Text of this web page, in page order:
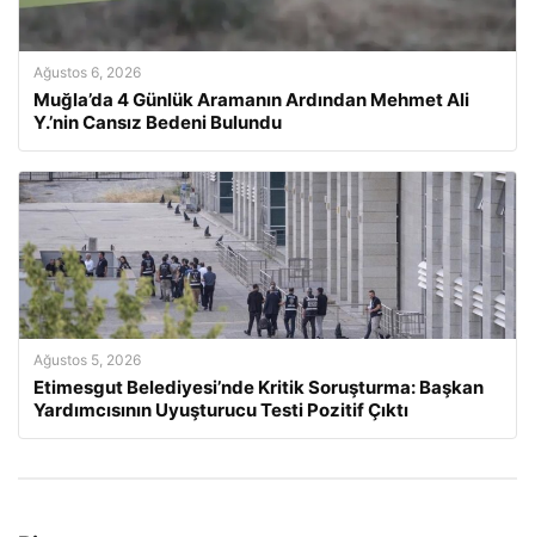
Ağustos 6, 2026
Muğla’da 4 Günlük Aramanın Ardından Mehmet Ali
Y.’nin Cansız Bedeni Bulundu
Ağustos 5, 2026
Etimesgut Belediyesi’nde Kritik Soruşturma: Başkan
Yardımcısının Uyuşturucu Testi Pozitif Çıktı